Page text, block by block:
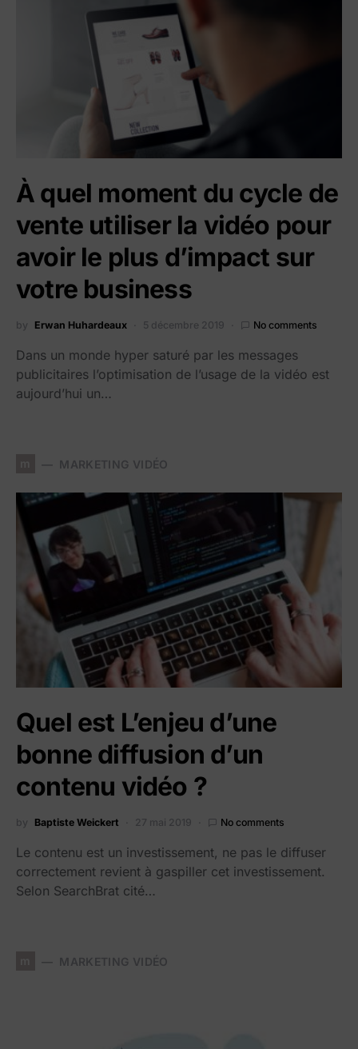
À quel moment du cycle de
vente utiliser la vidéo pour
avoir le plus d’impact sur
votre business
by Erwan Huhardeaux 5 décembre 2019 No comments
Dans un monde hyper saturé par les messages
publicitaires l’optimisation de l’usage de la vidéo est
aujourd’hui un…
MARKETING VIDÉO
Quel est L’enjeu d’une
bonne diffusion d’un
contenu vidéo ?
by Baptiste Weickert 27 mai 2019 No comments
Le contenu est un investissement, ne pas le diffuser
correctement revient à gaspiller cet investissement.
Selon SearchBrat cité…
MARKETING VIDÉO